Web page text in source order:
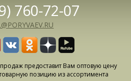
760-72-07
предоставит Вам оптовую цену
позицию из ассортимента